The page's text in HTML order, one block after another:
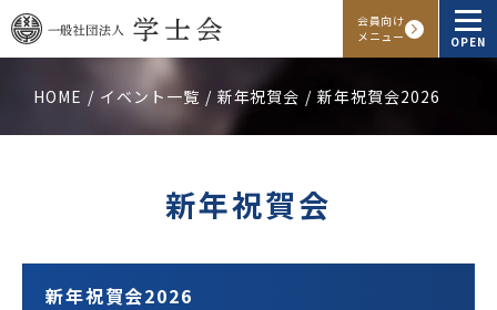
会員向け
メニュー
OPEN
学士会概要
会員向けサービス
HOME イベント一覧 新年祝賀会 新年祝賀会2026
新年祝賀会
新年祝賀会2026